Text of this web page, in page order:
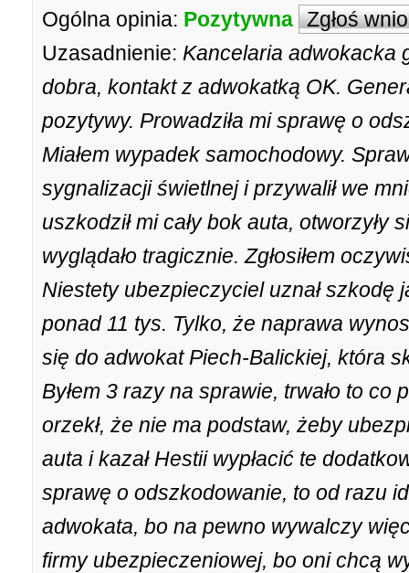
Ogólna opinia: Pozytywna Zgłoś
Uzasadnienie: Kancelaria adwokacka
dobra, kontakt z adwokatką OK.
pozytywy. Prowadziła mi sprawę o
Miałem wypadek samochodowy.
sygnalizacji świetlnej i przywalił we
uszkodził mi cały bok auta, otworzyły
wyglądało tragicznie. Zgłosiłem
Niestety ubezpieczyciel uznał szkodę
ponad 11 tys. Tylko, że naprawa
się do adwokat Piech-Balickiej, która
Byłem 3 razy na sprawie, trwało to co
orzekł, że nie ma podstaw, żeby
auta i kazał Hestii wypłacić te
sprawę o odszkodowanie, to od razu
adwokata, bo na pewno wywalczy
firmy ubezpieczeniowej, bo oni chcą